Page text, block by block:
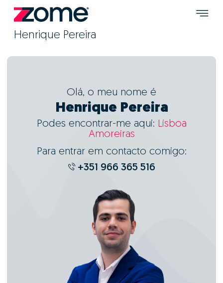
Henrique Pereira
Olá, o meu nome é
Henrique Pereira
Podes encontrar-me aqui: Lisboa
Amoreiras
Para entrar em contacto comigo:
+351 966 365 516